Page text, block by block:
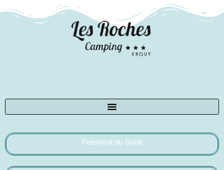
Paiement du Solde